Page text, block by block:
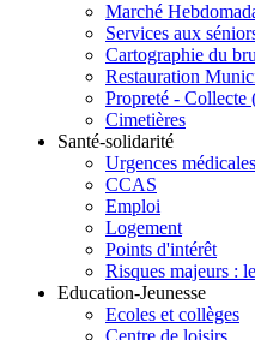
Marché
Services aux
Cartographie du
Restauration
Propreté - Collecte
Cimetières
Santé-solidarité
Urgences médicales
CCAS
Emploi
Logement
Points d'intérêt
Risques majeurs :
Education-Jeunesse
Ecoles et collèges
Centre de loisirs